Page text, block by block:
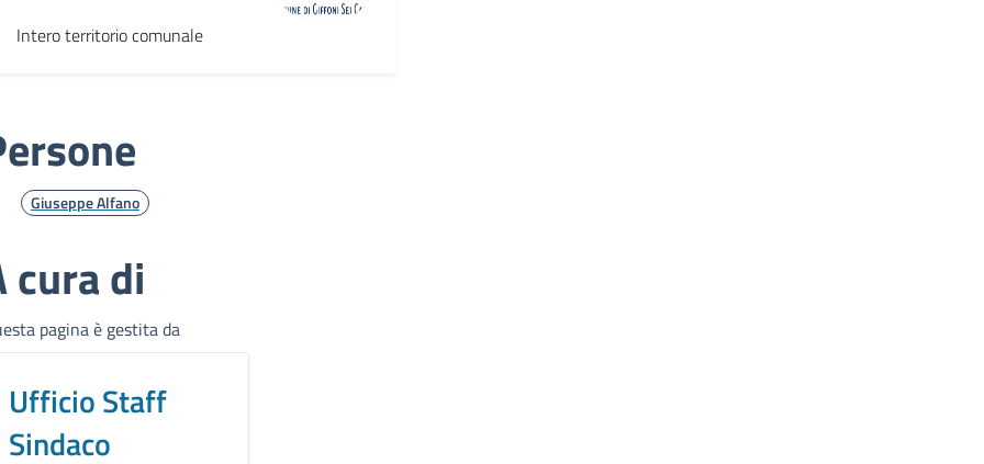
Intero territorio comunale
Giuseppe Alfano
cura di
pagina è gestita da
Ufficio Staff
Sindaco